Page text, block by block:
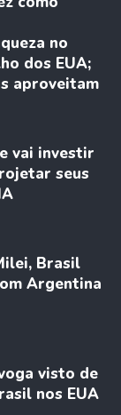
no
dos EUA;
aproveitam
vai investir
seus
Brasil
Argentina
visto de
nos EUA